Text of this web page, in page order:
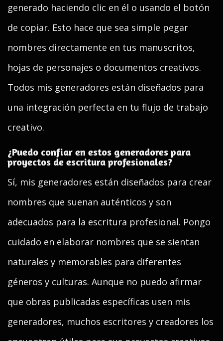
generado haciendo clic en él o usando el botón
de copiar. Esto hace que sea simple pegar
nombres directamente en tus manuscritos,
hojas de personajes o documentos creativos.
Todos mis generadores están diseñados para
una integración perfecta en tu flujo de trabajo
creativo.
¿Puedo confiar en estos generadores para
proyectos de escritura profesionales?
Sí, mis generadores están diseñados para crear
nombres que suenan auténticos y son
adecuados para la escritura profesional. Pongo
cuidado en elaborar nombres que se sientan
naturales y memorables para diferentes
géneros y culturas. Aunque no puedo afirmar
que obras publicadas específicas usen mis
generadores, muchos escritores y creadores los